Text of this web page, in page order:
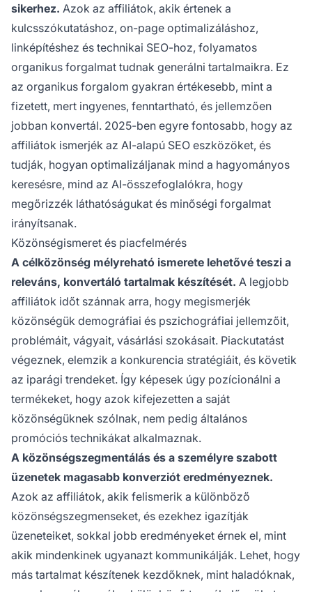
sikerhez. Azok az affiliátok, akik értenek a
kulcsszókutatáshoz, on-page optimalizáláshoz,
linképítéshez és technikai SEO-hoz, folyamatos
organikus forgalmat tudnak generálni tartalmaikra. Ez
az organikus forgalom gyakran értékesebb, mint a
fizetett, mert ingyenes, fenntartható, és jellemzően
jobban konvertál. 2025-ben egyre fontosabb, hogy az
affiliátok ismerjék az AI-alapú SEO eszközöket, és
tudják, hogyan optimalizáljanak mind a hagyományos
keresésre, mind az AI-összefoglalókra, hogy
megőrizzék láthatóságukat és minőségi forgalmat
irányítsanak.
Közönségismeret és piacfelmérés
A célközönség mélyreható ismerete lehetővé teszi a
releváns, konvertáló tartalmak készítését. A legjobb
affiliátok időt szánnak arra, hogy megismerjék
közönségük demográfiai és pszichográfiai jellemzőit,
problémáit, vágyait, vásárlási szokásait. Piackutatást
végeznek, elemzik a konkurencia stratégiáit, és követik
az iparági trendeket. Így képesek úgy pozícionálni a
termékeket, hogy azok kifejezetten a saját
közönségüknek szólnak, nem pedig általános
promóciós technikákat alkalmaznak.
A közönségszegmentálás és a személyre szabott
üzenetek magasabb konverziót eredményeznek.
Azok az affiliátok, akik felismerik a különböző
közönségszegmenseket, és ezekhez igazítják
üzeneteiket, sokkal jobb eredményeket érnek el, mint
akik mindenkinek ugyanazt kommunikálják. Lehet, hogy
más tartalmat készítenek kezdőknek, mint haladóknak,